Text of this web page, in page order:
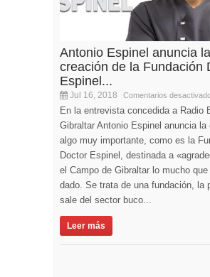
Antonio Espinel anuncia la
creación de la Fundación
Espinel...
Jul 16, 2018 Comentarios
En la entrevista concedida a Radio
Gibraltar Antonio Espinel anuncia la
algo muy importante, como es la
Doctor Espinel, destinada a
el Campo de Gibraltar lo mucho
dado. Se trata de una fundación, la
sale del sector buco...
Leer más